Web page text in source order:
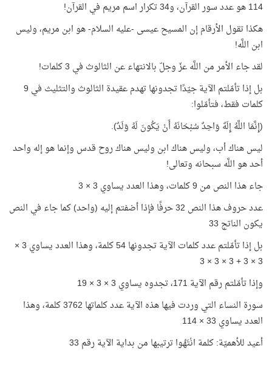
114 هو عدد سور القرآن، و34 تكرار اسم مريم في القرآن!
هكذا تقول الأرقام إن المسيح عيسى -عليه السلام- هو ابن مريم، وليس
ابن اللَّه!
لقد جاء الأمر من اللَّه عزّ وجلّ بالانتهاء عن الثالوث في 3 كلمات!
بل إذا تأمّلتم الآية جيّدًا تجدونها تهدم عقيدة الثالوث والتثليث في 9
كلمات فقط، فتأمّلوا:
(إِنَّمَا اللَّهُ إِلَهٌ وَاحِدٌ سُبْحَانَهُ أَنْ يَكُونَ لَهُ وَلَدٌ).
ليس هناك أب، وليس هناك ابن وليس هناك روح قدس وإنما هو إله واحد
أحد هو اللَّه سبحانه وتعالى!
جاء هذا النص من 9 كلمات، وهذا العدد يساوي 3 × 3
عدد حروف هذا النص 32 حرفًا فإذا أضفتم إليه (واحد) كما جاء في النص
يكون الناتج 33
بل إذا تأمّلتم عدد كلمات الآية تجدونها 54 كلمة، وهذا العدد يساوي 3 ×
3 × 3 + 3 × 3 × 3
وإذا تأمّلتم رقم الآية 171، تجدوه يساوي 3 × 3 × 19
سورة النساء التي وردت فيها هذه الآية عدد كلماتها 3762 كلمة، وهذا
العدد يساوي 33 × 114
أعيد للأهميّة: كلمة انْتَهُوا ترتيبها من بداية الآية رقم 33